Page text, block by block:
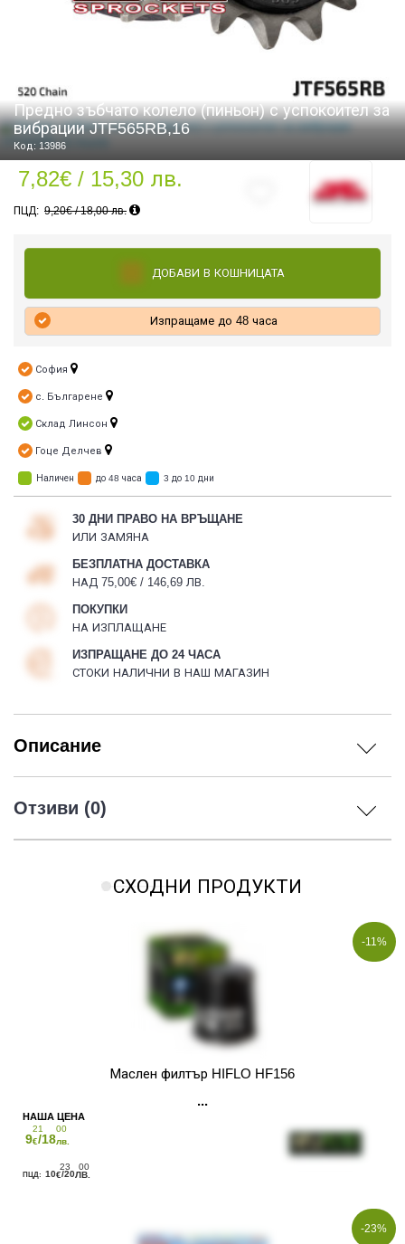
ЕКИПИРОВКА
Предно зъбчато колело (пиньон) с успокоител за
вибрации JTF565RB,16
Код: 13986
7,82€ / 15,30 лв.
9,20€ / 18,00 лв.
ДОБАВИ В КОШНИЦАТА
Изпращаме до 48 часа
София
с. Българене
Склад Линсон
Гоце Делчев
Наличен до 48 часа 3 до 10 дни
30 ДНИ ПРАВО НА ВРЪЩАНЕ
ИЛИ ЗАМЯНА
БЕЗПЛАТНА ДОСТАВКА
НАД 75,00€ / 146,69 ЛВ.
ПОКУПКИ
НА ИЗПЛАЩАНЕ
ИЗПРАЩАНЕ ДО 24 ЧАСА
СТОКИ НАЛИЧНИ В НАШ МАГАЗИН
Описание
Отзиви (0)
СХОДНИ ПРОДУКТИ
-11%
Маслен филтър HIFLO HF156
9
21
€/18
00
лв.
10
23
€/20
00
ЛВ.
-23%